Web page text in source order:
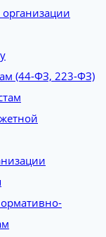
(44-ФЗ, 223-ФЗ)